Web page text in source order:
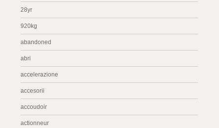
28yr
920kg
abandoned
abri
accelerazione
accesorii
accoudoir
actionneur